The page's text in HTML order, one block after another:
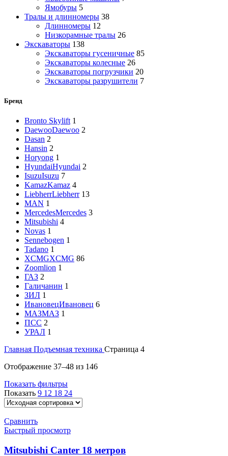
Ямобуры 5
Тралы и длинномеры 38
Длинномеры 12
Низкорамные тралы 26
Экскаваторы 138
Экскаваторы гусеничные 85
Экскаваторы колесные 26
Экскаваторы погрузчики 20
Экскаваторы разрушители 7
Бренд
Bronto Skylift 1
DaewooDaewoo 2
Dasan 2
Hansin 2
Horyong 1
HyundaiHyundai 2
IsuzuIsuzu 7
KamazKamaz 4
LiebherrLiebherr 13
MAN 1
MercedesMercedes 3
Mitsubishi 4
Novas 1
Sennebogen 1
Tadano 1
XCMGXCMG 86
Zoomlion 1
ГАЗ 2
Галичанин 1
ЗИЛ 1
ИвановецИвановец 6
МАЗМАЗ 1
ПСС 2
УРАЛ 1
Главная Подъемная техника Страница 4
Отображение 37–48 из 146
Показать фильтры
Показать 9 12 18 24
Сравнить
Быстрый просмотр
Mitsubishi Canter 18 метров